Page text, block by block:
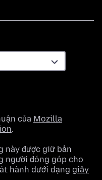
của Mozilla
.
này được giữ bản
người đóng góp cho
hành dưới dạng giấy